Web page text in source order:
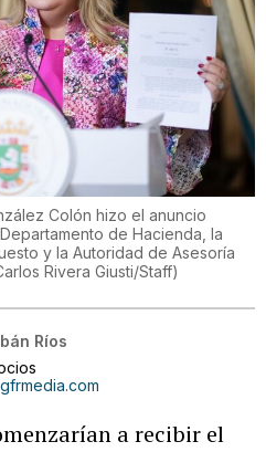
Colón hizo el anuncio
de Hacienda, la
y la Autoridad de Asesoría
Rivera Giusti/Staff)
Ríos
a recibir el